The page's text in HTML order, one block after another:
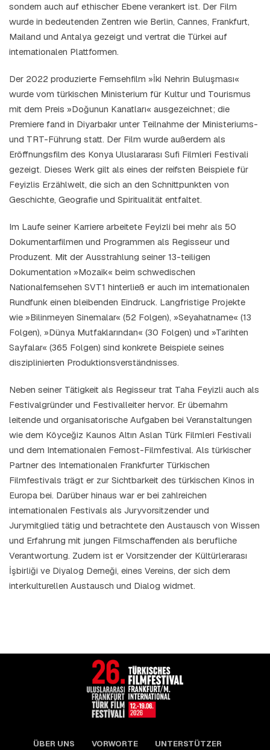
sondern auch auf ethischer Ebene verankert ist. Der Film
wurde in bedeutenden Zentren wie Berlin, Cannes, Frankfurt,
Mailand und Antalya gezeigt und vertrat die Türkei auf
internationalen Plattformen.
Der 2022 produzierte Fernsehfilm »İki Nehrin Buluşması«
wurde vom türkischen Ministerium für Kultur und Tourismus
mit dem Preis »Doğunun Kanatları« ausgezeichnet; die
Premiere fand in Diyarbakır unter Teilnahme der Ministeriums-
und TRT-Führung statt. Der Film wurde außerdem als
Eröffnungsfilm des Konya Uluslararası Sufi Filmleri Festivali
gezeigt. Dieses Werk gilt als eines der reifsten Beispiele für
Feyizlis Erzählwelt, die sich an den Schnittpunkten von
Geschichte, Geografie und Spiritualität entfaltet.
Im Laufe seiner Karriere arbeitete Feyizli bei mehr als 50
Dokumentarfilmen und Programmen als Regisseur und
Produzent. Mit der Ausstrahlung seiner 13-teiligen
Dokumentation »Mozaik« beim schwedischen
Nationalfernsehen SVT1 hinterließ er auch im internationalen
Rundfunk einen bleibenden Eindruck. Langfristige Projekte
wie »Bilinmeyen Sinemalar« (52 Folgen), »Seyahatname« (13
Folgen), »Dünya Mutfaklarından« (30 Folgen) und »Tarihten
Sayfalar« (365 Folgen) sind konkrete Beispiele seines
disziplinierten Produktionsverständnisses.
Neben seiner Tätigkeit als Regisseur trat Taha Feyizli auch als
Festivalgründer und Festivalleiter hervor. Er übernahm
leitende und organisatorische Aufgaben bei Veranstaltungen
wie dem Köyceğiz Kaunos Altın Aslan Türk Filmleri Festivali
und dem Internationalen Fernost-Filmfestival. Als türkischer
Partner des Internationalen Frankfurter Türkischen
Filmfestivals trägt er zur Sichtbarkeit des türkischen Kinos in
Europa bei. Darüber hinaus war er bei zahlreichen
internationalen Festivals als Juryvorsitzender und
Jurymitglied tätig und betrachtete den Austausch von Wissen
und Erfahrung mit jungen Filmschaffenden als berufliche
Verantwortung. Zudem ist er Vorsitzender der Kültürlerarası
İşbirliği ve Diyalog Derneği, eines Vereins, der sich dem
interkulturellen Austausch und Dialog widmet.
ÜBER UNS VORWORTE UNTERSTÜTZER